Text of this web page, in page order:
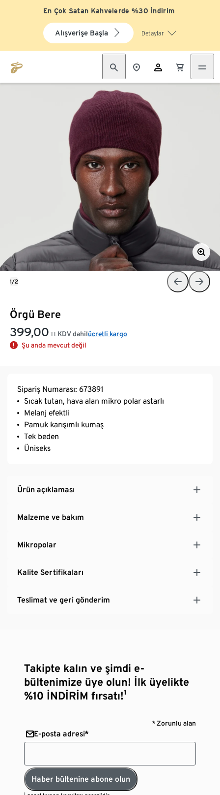
En Çok Satan Kahvelerde %30 İndirim
Alışverişe Başla Detaylar
Örgü Bere
399,00 TL KDV dahilücretli kargo
Şu anda mevcut değil
1/2
Sipariş Numarası: 673891
Sıcak tutan, hava alan mikro polar astarlı
Melanj efektli
Pamuk karışımlı kumaş
Tek beden
Üniseks
Ürün açıklaması
Malzeme ve bakım
Mikropolar
Kalite Sertifikaları
Teslimat ve geri gönderim
Takipte kalın ve şimdi e-
bültenimize üye olun! İlk üyelikte
%10 İNDİRİM fırsatı!¹
* Zorunlu alan
E-posta adresi*
Haber bültenine abone olun